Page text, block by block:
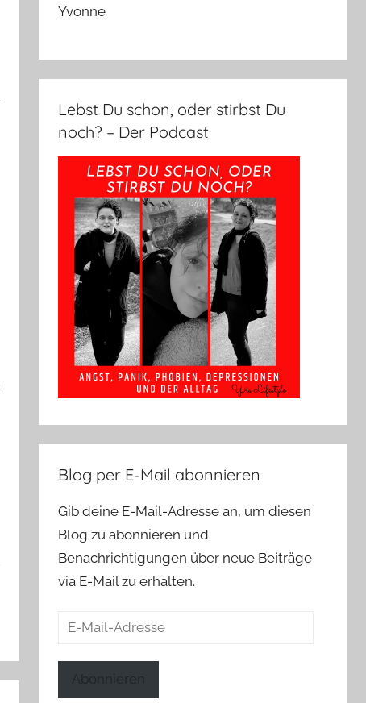
Yvonne
Lebst Du schon, oder stirbst Du
noch? – Der Podcast
Blog per E-Mail abonnieren
Gib deine E-Mail-Adresse an, um diesen
Blog zu abonnieren und
Benachrichtigungen über neue Beiträge
via E-Mail zu erhalten.
E-
Abonnieren